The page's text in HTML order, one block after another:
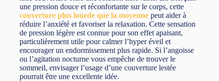
une pression douce et réconfortante sur le corps, cette
couverture plus lourde que la moyenne peut aider à
réduire l’anxiété et favoriser la relaxation. Cette sensation
de pression légère est connue pour son effet apaisant,
particulièrement utile pour calmer l’hyper éveil et
encourager un endormissement plus rapide. Si l’angoisse
ou l’agitation nocturne vous empêche de trouver le
sommeil, envisager l’usage d’une couverture lestée
pourrait être une excellente idée.